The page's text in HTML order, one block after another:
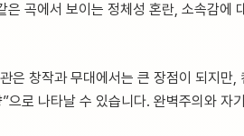
은 곡에서 보이는 정체성 혼란, 소속감에
은 창작과 무대에서는 큰 장점이 되지만,
로 나타날 수 있습니다. 완벽주의와 자